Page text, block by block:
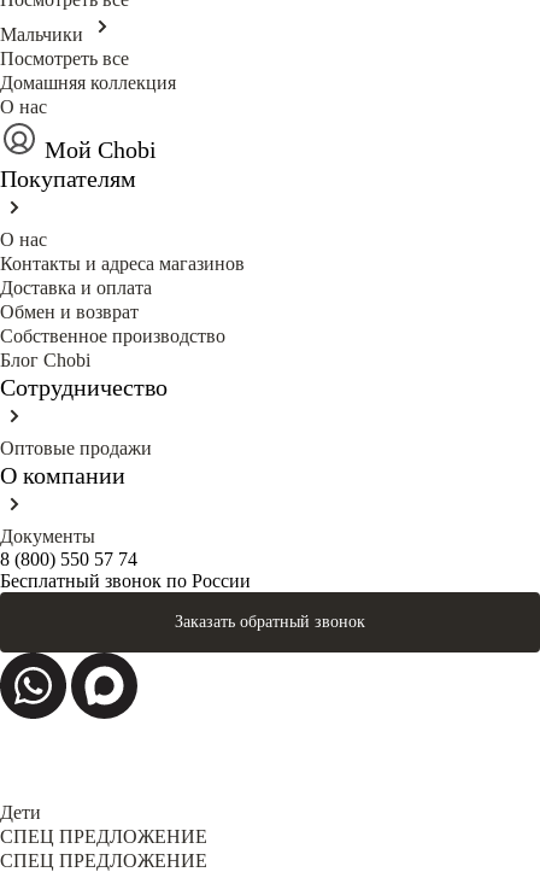
Мальчики
Посмотреть все
Домашняя коллекция
О нас
Мой Chobi
Покупателям
О нас
Контакты и адреса магазинов
Доставка и оплата
Обмен и возврат
Собственное производство
Блог Сhobi
Сотрудничество
Оптовые продажи
О компании
Документы
8 (800) 550 57 74
Бесплатный звонок по России
Заказать обратный звонок
Дети
СПЕЦ ПРЕДЛОЖЕНИЕ
СПЕЦ ПРЕДЛОЖЕНИЕ